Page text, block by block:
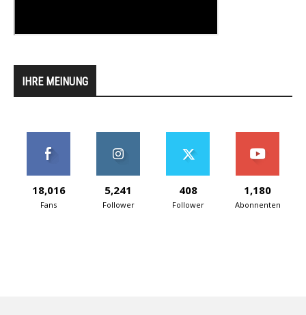
IHRE MEINUNG
18,016
Fans
5,241
Follower
408
Follower
1,180
Abonnenten